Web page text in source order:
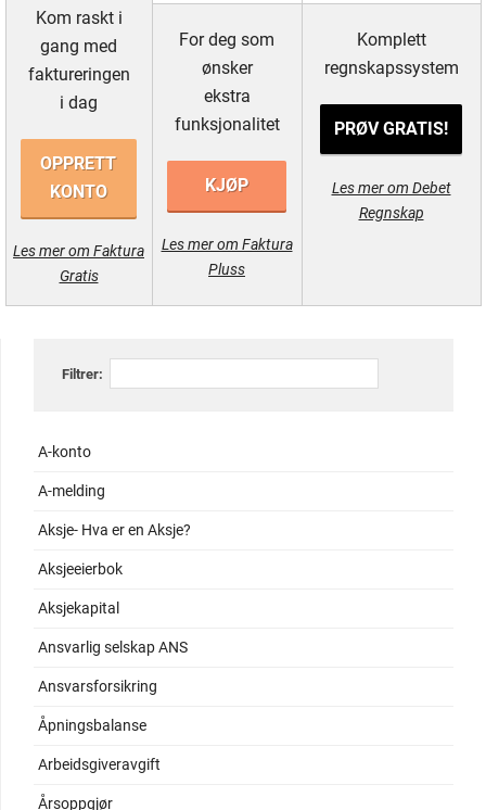
Kom raskt i
gang med
faktureringen
i dag
OPPRETT
KONTO
Les mer om Faktura
Gratis
For deg som
ønsker
ekstra
funksjonalitet
KJØP
Les mer om Faktura
Pluss
Komplett
regnskapssystem
PRØV GRATIS!
Les mer om Debet
Regnskap
Filtrer:
A-konto
A-melding
Aksje- Hva er en Aksje?
Aksjeeierbok
Aksjekapital
Ansvarlig selskap ANS
Ansvarsforsikring
Åpningsbalanse
Arbeidsgiveravgift
Årsoppgjør